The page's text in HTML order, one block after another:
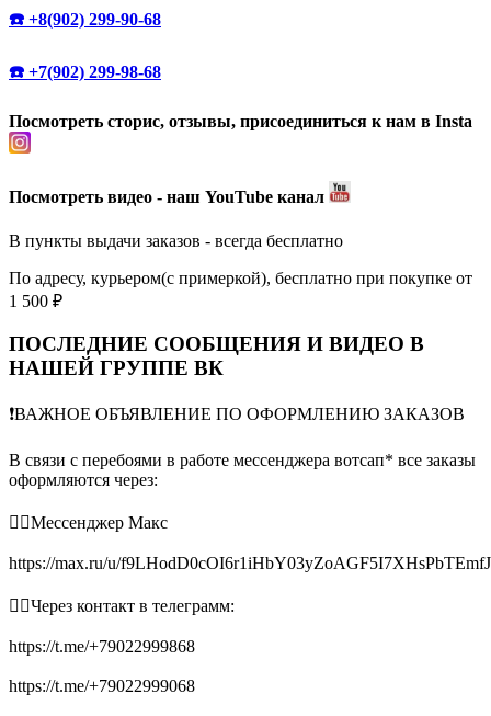
☎️ +8(902) 299-90-68
☎️ +7(902) 299-98-68
Посмотреть сторис, отзывы, присоединиться к нам в Insta
Посмотреть видео - наш YouTube канал
В пункты выдачи заказов - всегда бесплатно
По адресу, курьером(с примеркой), бесплатно при покупке от
1 500 ₽
ПОСЛЕДНИЕ СООБЩЕНИЯ И ВИДЕО В
НАШЕЙ ГРУППЕ ВК
❗️ВАЖНОЕ ОБЪЯВЛЕНИЕ ПО ОФОРМЛЕНИЮ ЗАКАЗОВ
В связи с перебоями в работе мессенджера вотсап* все заказы
оформляются через:
👉🏻Мессенджер Макс
https://max.ru/u/
👉🏻Через контакт в телеграмм:
https://t.me/+79022999868
https://t.me/+79022999068